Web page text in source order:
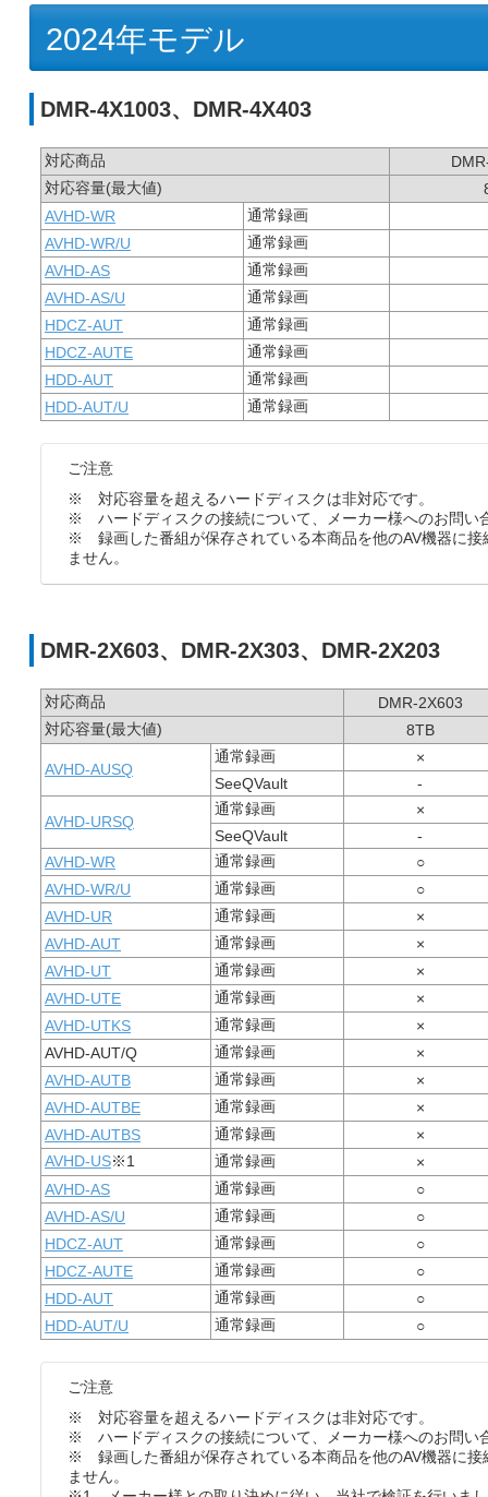
2024年モデル
DMR-4X1003、DMR-4X403
対応商品
対応容量(最大値)
AVHD-WR
通常録画
AVHD-WR/U
通常録画
AVHD-AS
通常録画
AVHD-AS/U
通常録画
HDCZ-AUT
通常録画
HDCZ-AUTE
通常録画
HDD-AUT
通常録画
HDD-AUT/U
通常録画
ご注意
※ 対応容量を超えるハードディスクは非対応です。
※ ハードディスクの接続について、メーカー様へのお問い
※ 録画した番組が保存されている本商品を他のAV機器に接
ません。
DMR-2X603、DMR-2X303、DMR-2X203
対応商品
DMR-2X603
対応容量(最大値)
8TB
AVHD-AUSQ
通常録画
×
SeeQVault
-
AVHD-URSQ
通常録画
×
SeeQVault
-
AVHD-WR
通常録画
○
AVHD-WR/U
通常録画
○
AVHD-UR
通常録画
×
AVHD-AUT
通常録画
×
AVHD-UT
通常録画
×
AVHD-UTE
通常録画
×
AVHD-UTKS
通常録画
×
AVHD-AUT/Q
通常録画
×
AVHD-AUTB
通常録画
×
AVHD-AUTBE
通常録画
×
AVHD-AUTBS
通常録画
×
AVHD-US※1 通常録画
×
AVHD-AS
通常録画
○
AVHD-AS/U
通常録画
○
HDCZ-AUT
通常録画
○
HDCZ-AUTE
通常録画
○
HDD-AUT
通常録画
○
HDD-AUT/U
通常録画 ○
ご注意
※ 対応容量を超えるハードディスクは非対応です。
※ ハードディスクの接続について、メーカー様へのお問い
※ 録画した番組が保存されている本商品を他のAV機器に接
ません。